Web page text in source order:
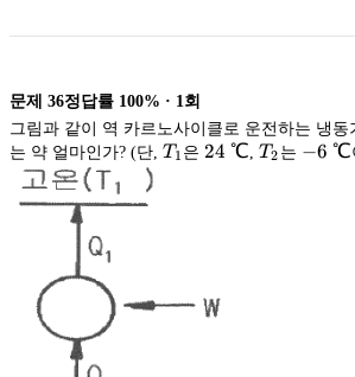
문제 36정답률 100% · 1 회
그림과 같이 역 카르노사이클로 운전하는 냉동
는 약 얼마인가? (단, T_1
T 1 은24\
24 ℃ ,T_2
T2 는 -6\
−6 ℃